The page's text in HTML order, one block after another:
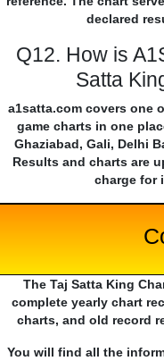
declared
Q12. How is
Satta
a1satta.com covers one
game charts in one
Ghaziabad, Gali, Delhi
Results and charts are
charge for
The Taj Satta King
complete yearly chart
charts, and old record
You will find all the